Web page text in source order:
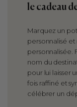
le cadeau
Marquez un
personnalisé
personnalisée.
nom du
pour lui laisser
fois raffiné et
célébrer un